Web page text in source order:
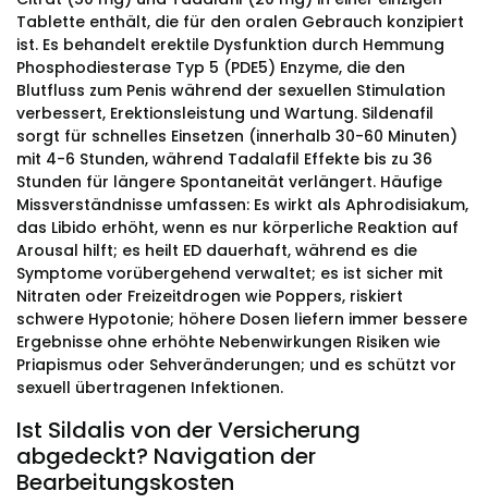
Tablette enthält, die für den oralen Gebrauch konzipiert
ist. Es behandelt erektile Dysfunktion durch Hemmung
Phosphodiesterase Typ 5 (PDE5) Enzyme, die den
Blutfluss zum Penis während der sexuellen Stimulation
verbessert, Erektionsleistung und Wartung. Sildenafil
sorgt für schnelles Einsetzen (innerhalb 30-60 Minuten)
mit 4-6 Stunden, während Tadalafil Effekte bis zu 36
Stunden für längere Spontaneität verlängert. Häufige
Missverständnisse umfassen: Es wirkt als Aphrodisiakum,
das Libido erhöht, wenn es nur körperliche Reaktion auf
Arousal hilft; es heilt ED dauerhaft, während es die
Symptome vorübergehend verwaltet; es ist sicher mit
Nitraten oder Freizeitdrogen wie Poppers, riskiert
schwere Hypotonie; höhere Dosen liefern immer bessere
Ergebnisse ohne erhöhte Nebenwirkungen Risiken wie
Priapismus oder Sehveränderungen; und es schützt vor
sexuell übertragenen Infektionen.
Ist Sildalis von der Versicherung
abgedeckt? Navigation der
Bearbeitungskosten